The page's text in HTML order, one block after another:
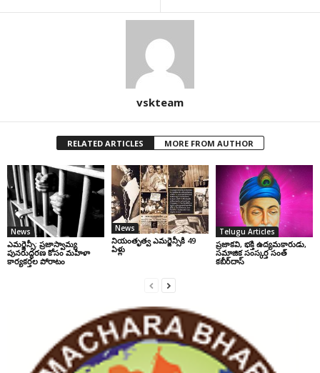
vskteam
RELATED ARTICLES MORE FROM AUTHOR
News
ఎమర్జెన్సీ: ప్రజాస్వామ్య
పునరుద్ధరణ కోసం మహిళా
కార్యకర్తల పోరాటం
News
నియంతృత్వ ఎమర్జెన్సీకి 49
ఏళ్లు
Telugu Articles
ప్రజాకవి, భక్తి ఉద్యమకారుడు,
సమాజిక సంస్కర్త సంత్‌
కబీర్‌దాస్‌